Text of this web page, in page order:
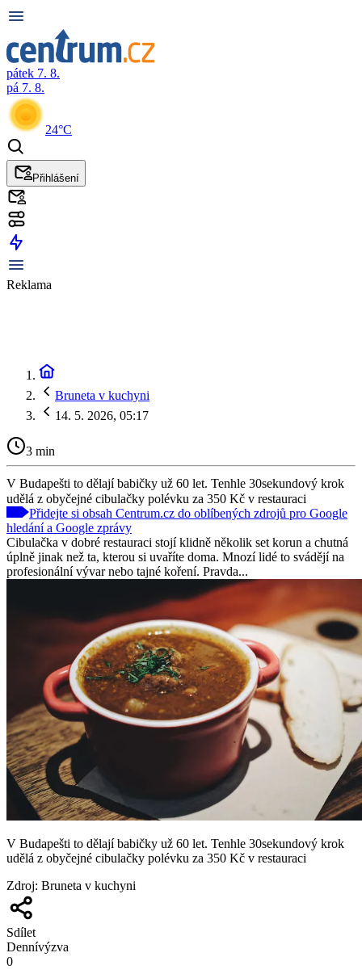
pátek 7. 8.
pá 7. 8.
24°C
Přihlášení
Reklama
Bruneta v kuchyni
14. 5. 2026, 05:17
3 min
V Budapešti to dělají babičky už 60 let. Tenhle 30sekundový krok
udělá z obyčejné cibulačky polévku za 350 Kč v restauraci
Přidejte si obsah Centrum.cz do oblíbených zdrojů pro Google
hledání a Google zprávy
Cibulačka v dobré restauraci stojí klidně několik set korun a chutná
úplně jinak než ta, kterou si uvaříte doma. Mnozí lidé to svádějí na
profesionální vývar nebo tajné koření. Pravda...
V Budapešti to dělají babičky už 60 let. Tenhle 30sekundový krok
udělá z obyčejné cibulačky polévku za 350 Kč v restauraci
Zdroj: Bruneta v kuchyni
Sdílet
Dennívýzva
0